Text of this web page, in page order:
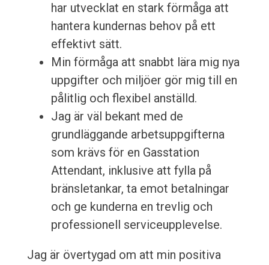
har utvecklat en stark förmåga att
hantera kundernas behov på ett
effektivt sätt.
Min förmåga att snabbt lära mig nya
uppgifter och miljöer gör mig till en
pålitlig och flexibel anställd.
Jag är väl bekant med de
grundläggande arbetsuppgifterna
som krävs för en Gasstation
Attendant, inklusive att fylla på
bränsletankar, ta emot betalningar
och ge kunderna en trevlig och
professionell serviceupplevelse.
Jag är övertygad om att min positiva